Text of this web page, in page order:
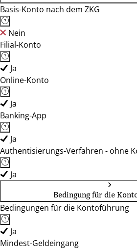
Basis-Konto nach dem ZKG
Nein
Filial-Konto
Ja
Online-Konto
Ja
Banking-App
Ja
Authentisierungs-Verfahren - ohne
Ja
Bedingung für die
Bedingungen für die Kontoführung
Ja
Mindest-Geldeingang